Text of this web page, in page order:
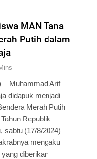
MAN Tana
Putih dalam
– Muhammad Arif
didapuk menjadi
Merah Putih
Republik
sabtu (17/8/2024)
mengaku
diberikan